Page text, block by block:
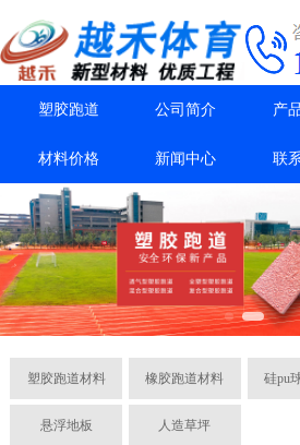
塑胶跑道 公司简介 产
材料价格 新闻中心 联
塑胶跑道材料 橡胶跑道材料 硅pu
悬浮地板 人造草坪